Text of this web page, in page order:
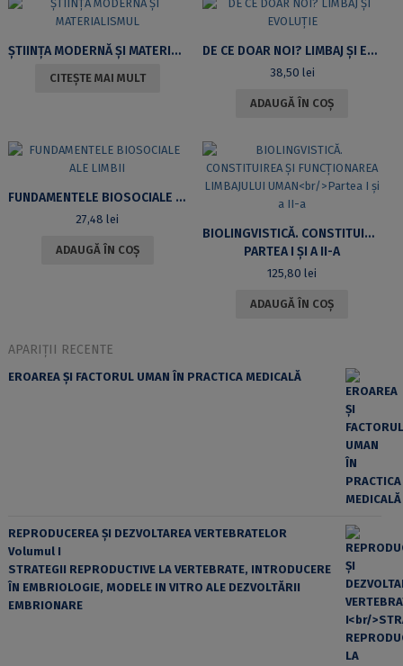
recente
ȘTIINȚA MODERNĂ ȘI MATERIALISMUL
CITEȘTE MAI MULT
DE CE DOAR NOI? LIMBAJ ȘI EVOLUȚIE
38,50 lei
ADAUGĂ ÎN COȘ
FUNDAMENTELE BIOSOCIALE ALE LIMBII
27,48lei
ADAUGĂ ÎN COȘ
BIOLINGVISTICĂ. CONSTITUIREA ȘI FUNCȚIONAREA LIMBAJULUI UMAN
PARTEA I ȘI A II-A
125,80lei
ADAUGĂ ÎN COȘ
APARIȚII RECENTE
EROAREA ȘI FACTORUL UMAN ÎN PRACTICA MEDICALĂ
REPRODUCEREA ȘI DEZVOLTAREA VERTEBRATELOR
Volumul I
STRATEGII REPRODUCTIVE LA VERTEBRATE, INTRODUCERE
ÎN EMBRIOLOGIE, MODELE IN VITRO ALE DEZVOLTĂRII
EMBRIONARE